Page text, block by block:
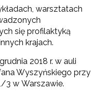
warsztatach
się profilaktyką
krajach.
2018 r. w auli
Wyszyńskiego przy
3 w Warszawie.